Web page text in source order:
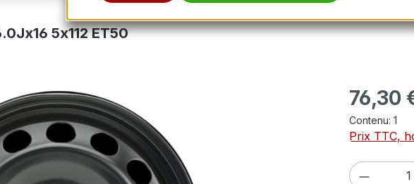
5x112 ET50
Prix
76,30
Contenu: 1
Prix TTC,